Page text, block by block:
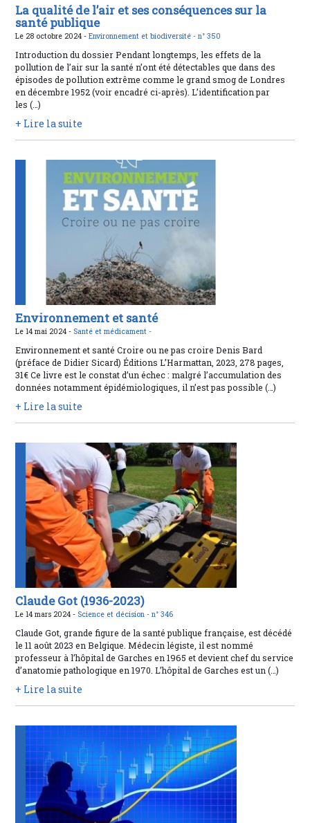
La qualité de l’air et ses conséquences sur la
santé publique
Le 28 octobre 2024 -Environnement et biodiversité -n° 350
Introduction du dossier Pendant longtemps, les effets de la
pollution de l’air sur la santé n’ont été détectables que dans des
épisodes de pollution extrême comme le grand smog de Londres
en décembre 1952 (voir encadré ci-après). L’identification par
les (…)
+ Lire la suite
Environnement et santé
Le 14 mai 2024 - Santé et médicament -
Environnement et santé Croire ou ne pas croire Denis Bard
(préface de Didier Sicard) Éditions L’Harmattan, 2023, 278 pages,
31€ Ce livre est le constat d’un échec : malgré l’accumulation des
données notamment épidémiologiques, il n’est pas possible (…)
+ Lire la suite
Claude Got (1936-2023)
Le 14 mars 2024 - Science et décision -n° 346
Claude Got, grande figure de la santé publique française, est décédé
le 11 août 2023 en Belgique. Médecin légiste, il est nommé
professeur à l’hôpital de Garches en 1965 et devient chef du service
d’anatomie pathologique en 1970. L’hôpital de Garches est un (…)
+ Lire la suite